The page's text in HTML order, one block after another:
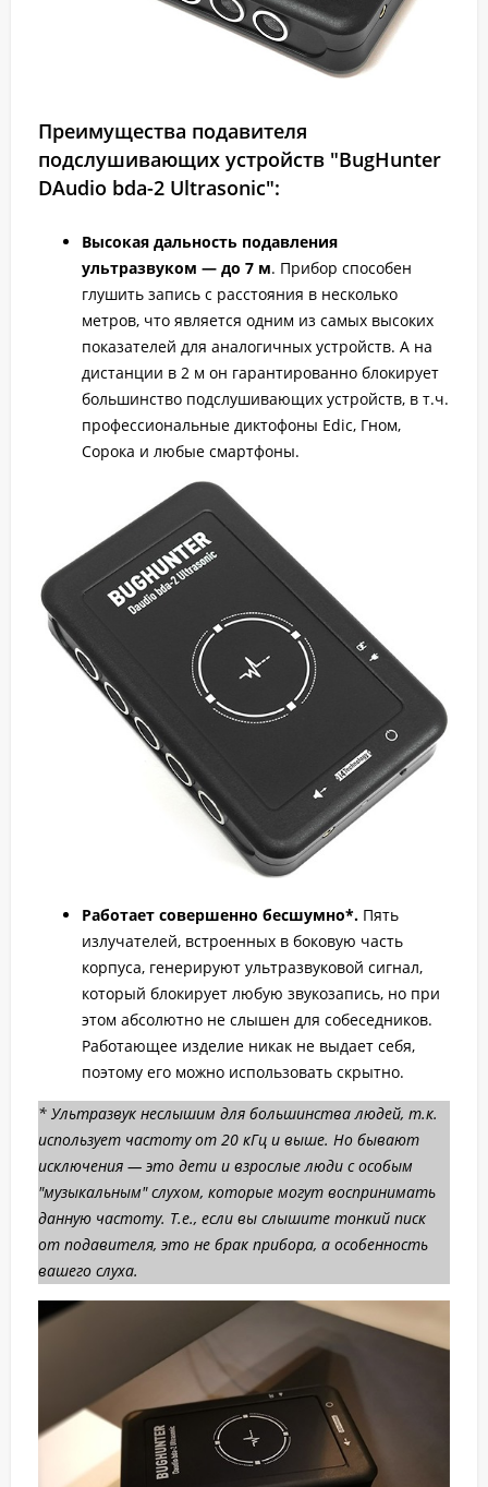
Преимущества подавителя
подслушивающих устройств "BugHunter
DAudio bda-2 Ultrasonic":
Высокая дальность подавления
ультразвуком — до 7 м. Прибор способен
глушить запись с расстояния в несколько
метров, что является одним из самых высоких
показателей для аналогичных устройств. А на
дистанции в 2 м он гарантированно блокирует
большинство подслушивающих устройств, в т.ч.
профессиональные диктофоны Edic, Гном,
Сорока и любые смартфоны.
Работает совершенно бесшумно*. Пять
излучателей, встроенных в боковую часть
корпуса, генерируют ультразвуковой сигнал,
который блокирует любую звукозапись, но при
этом абсолютно не слышен для собеседников.
Работающее изделие никак не выдает себя,
поэтому его можно использовать скрытно.
* Ультразвук неслышим для большинства людей, т.к.
использует частоту от 20 кГц и выше. Но бывают
исключения — это дети и взрослые люди с особым
"музыкальным" слухом, которые могут воспринимать
данную частоту. Т.е., если вы слышите тонкий писк
от подавителя, это не брак прибора, а особенность
вашего слуха.